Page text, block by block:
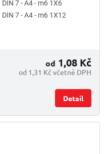
7 - A4 - m6 1X6
7 - A4 - m6 1X12
od 1,31 Kč včetně DPH
od 1,08 Kč
Detail